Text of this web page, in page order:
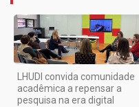
LHUDI convida comunidade
acadêmica a repensar a
pesquisa na era digital